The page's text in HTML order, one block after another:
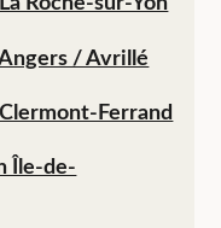
/ Avrillé
Ferrand
Île-de-